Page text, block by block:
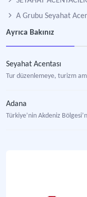
A Grubu Seyahat
Ayrıca Bakınız
Seyahat Acentası
Tur düzenlemeye, turizm
Adana
Türkiye’nin Akdeniz